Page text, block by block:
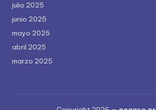
julio 2025
junio 2025
mayo 2025
abril 2025
marzo 2025